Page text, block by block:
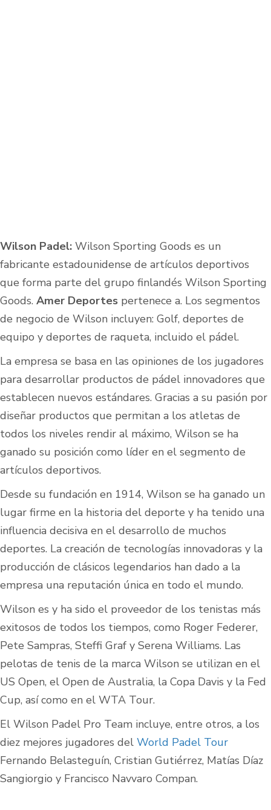
Wilson Padel: Wilson Sporting Goods es un
fabricante estadounidense de artículos deportivos
que forma parte del grupo finlandés Wilson Sporting
Goods. Amer Deportes pertenece a. Los segmentos
de negocio de Wilson incluyen: Golf, deportes de
equipo y deportes de raqueta, incluido el pádel.
La empresa se basa en las opiniones de los jugadores
para desarrollar productos de pádel innovadores que
establecen nuevos estándares. Gracias a su pasión por
diseñar productos que permitan a los atletas de
todos los niveles rendir al máximo, Wilson se ha
ganado su posición como líder en el segmento de
artículos deportivos.
Desde su fundación en 1914, Wilson se ha ganado un
lugar firme en la historia del deporte y ha tenido una
influencia decisiva en el desarrollo de muchos
deportes. La creación de tecnologías innovadoras y la
producción de clásicos legendarios han dado a la
empresa una reputación única en todo el mundo.
Wilson es y ha sido el proveedor de los tenistas más
exitosos de todos los tiempos, como Roger Federer,
Pete Sampras, Steffi Graf y Serena Williams. Las
pelotas de tenis de la marca Wilson se utilizan en el
US Open, el Open de Australia, la Copa Davis y la Fed
Cup, así como en el WTA Tour.
El Wilson Padel Pro Team incluye, entre otros, a los
diez mejores jugadores del World Padel Tour
Fernando Belasteguín, Cristian Gutiérrez, Matías Díaz
Sangiorgio y Francisco Navvaro Compan.